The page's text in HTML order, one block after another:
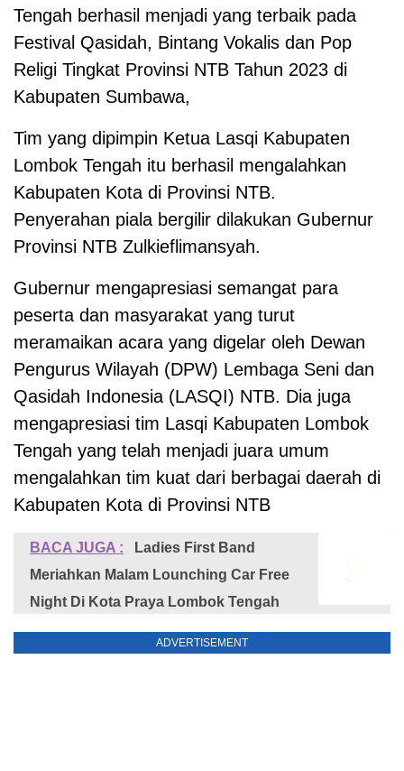
Tengah berhasil menjadi yang terbaik pada
Festival Qasidah, Bintang Vokalis dan Pop
Religi Tingkat Provinsi NTB Tahun 2023 di
Kabupaten Sumbawa,
Tim yang dipimpin Ketua Lasqi Kabupaten
Lombok Tengah itu berhasil mengalahkan
Kabupaten Kota di Provinsi NTB.
Penyerahan piala bergilir dilakukan Gubernur
Provinsi NTB Zulkieflimansyah.
Gubernur mengapresiasi semangat para
peserta dan masyarakat yang turut
meramaikan acara yang digelar oleh Dewan
Pengurus Wilayah (DPW) Lembaga Seni dan
Qasidah Indonesia (LASQI) NTB. Dia juga
mengapresiasi tim Lasqi Kabupaten Lombok
Tengah yang telah menjadi juara umum
mengalahkan tim kuat dari berbagai daerah di
Kabupaten Kota di Provinsi NTB
BACA JUGA :
Ladies First Band
Meriahkan Malam Lounching Car Free
Night Di Kota Praya Lombok Tengah
ADVERTISEMENT